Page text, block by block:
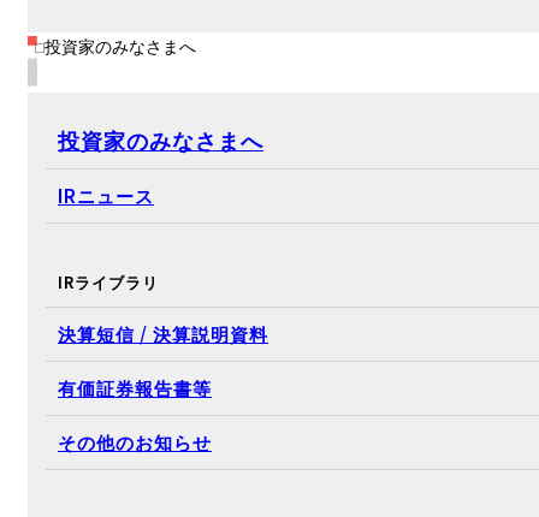
投資家のみなさまへ
投資家のみなさまへ
IRニュース
IRライブラリ
決算短信 / 決算説明資料
有価証券報告書等
その他のお知らせ